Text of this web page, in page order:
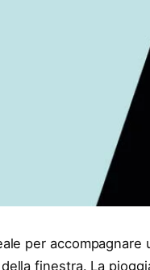
per
finestra. La